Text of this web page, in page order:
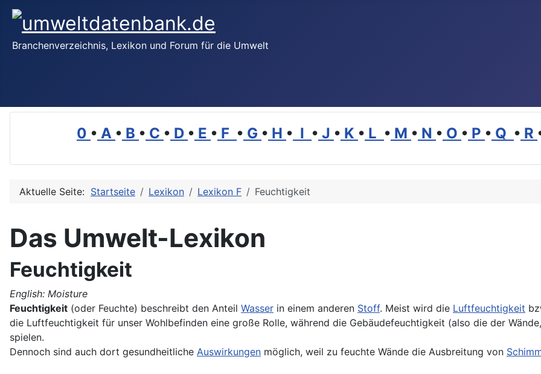
Branchenverzeichnis, Lexikon und Forum für die Umwelt
0 • A • B • C • D • E • F • G • H • I • J • K • L • M • N • O • P • Q • R
Aktuelle Seite: Startseite Lexikon Lexikon F Feuchtigkeit
Das Umwelt-Lexikon
Feuchtigkeit
English: Moisture
Feuchtigkeit (oder Feuchte) beschreibt den Anteil Wasser in einem anderen Stoff. Meist wird die Luftfeuchtigkeit
die Luftfeuchtigkeit für unser Wohlbefinden eine große Rolle, während die Gebäudefeuchtigkeit (also die der
spielen.
Dennoch sind auch dort gesundheitliche Auswirkungen möglich, weil zu feuchte Wände die Ausbreitung von